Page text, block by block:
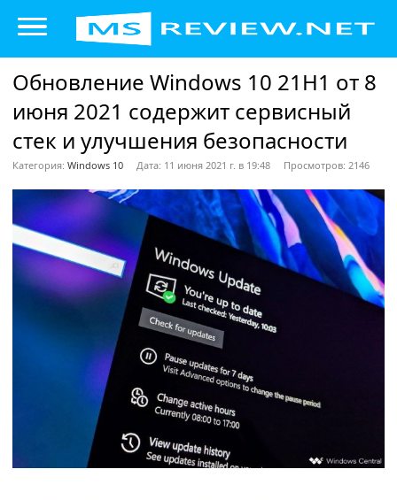
Обновление Windows 10 21H1 от 8
июня 2021 содержит сервисный
стек и улучшения безопасности
Категория: Windows 10 Дата: 11 июня 2021 г. в 19:48 Просмотров: 2146